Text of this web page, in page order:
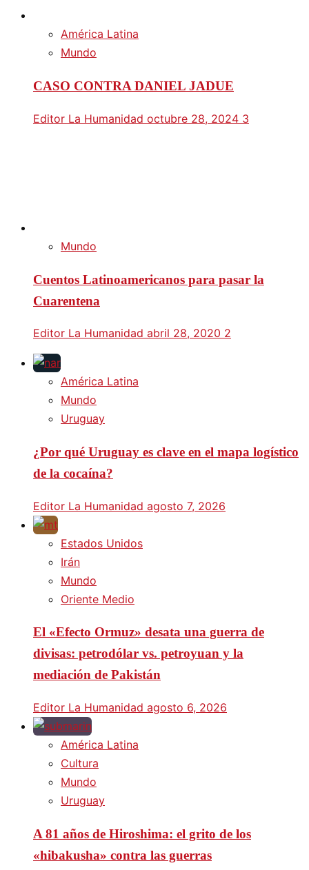
América Latina
Mundo
CASO CONTRA DANIEL JADUE
Editor La Humanidad octubre 28, 2024 3
Mundo
Cuentos Latinoamericanos para pasar la
Cuarentena
Editor La Humanidad abril 28, 2020 2
América Latina
Mundo
Uruguay
¿Por qué Uruguay es clave en el mapa logístico
de la cocaína?
Editor La Humanidad agosto 7, 2026
Estados Unidos
Irán
Mundo
Oriente Medio
El «Efecto Ormuz» desata una guerra de
divisas: petrodólar vs. petroyuan y la
mediación de Pakistán
Editor La Humanidad agosto 6, 2026
América Latina
Cultura
Mundo
Uruguay
A 81 años de Hiroshima: el grito de los
«hibakusha» contra las guerras